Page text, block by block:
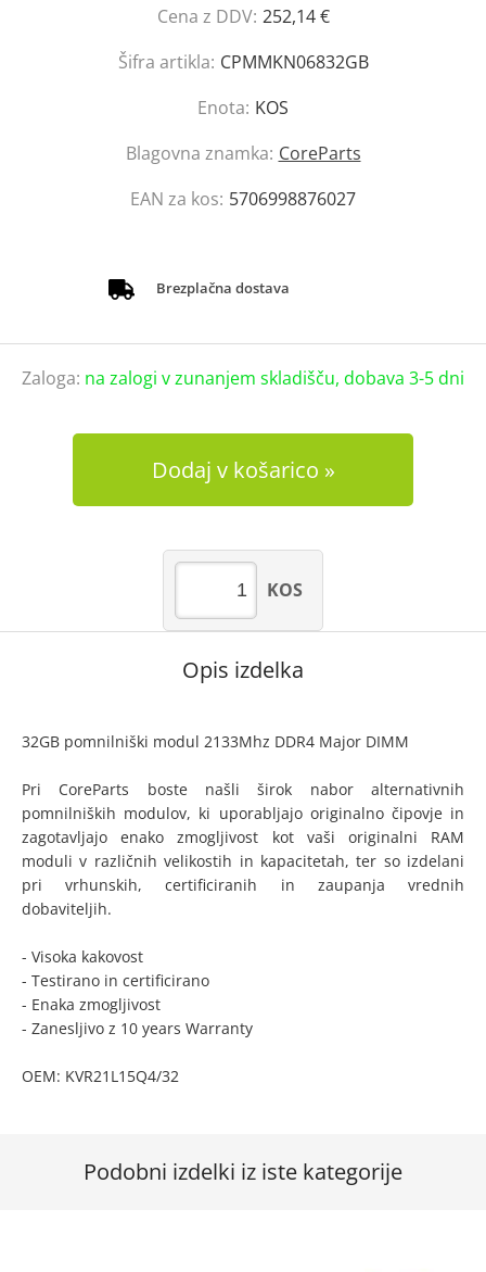
Cena z DDV: 252,14 €
Šifra artikla: CPMMKN06832GB
Enota: KOS
Blagovna znamka: CoreParts
EAN za kos: 5706998876027
Brezplačna dostava
Zaloga: na zalogi v zunanjem skladišču, dobava 3-5 dni
Dodaj v košarico
KOS
Opis izdelka
32GB pomnilniški modul 2133Mhz DDR4 Major DIMM
Pri CoreParts boste našli širok nabor alternativnih
pomnilniških modulov, ki uporabljajo originalno čipovje in
zagotavljajo enako zmogljivost kot vaši originalni RAM
moduli v različnih velikostih in kapacitetah, ter so izdelani
pri vrhunskih, certificiranih in zaupanja vrednih
dobaviteljih.
- Visoka kakovost
- Testirano in certificirano
- Enaka zmogljivost
- Zanesljivo z 10 years Warranty
OEM: KVR21L15Q4/32
Podobni izdelki iz iste kategorije